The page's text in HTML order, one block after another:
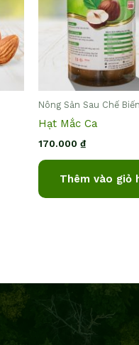
Nông Sản Sau Chế Biến
Hạt Mắc Ca
170.000 ₫
Thêm vào giỏ